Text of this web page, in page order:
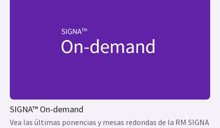
SIGNA™ On-demand
Vea las últimas ponencias y mesas redondas de la RM SIGNA